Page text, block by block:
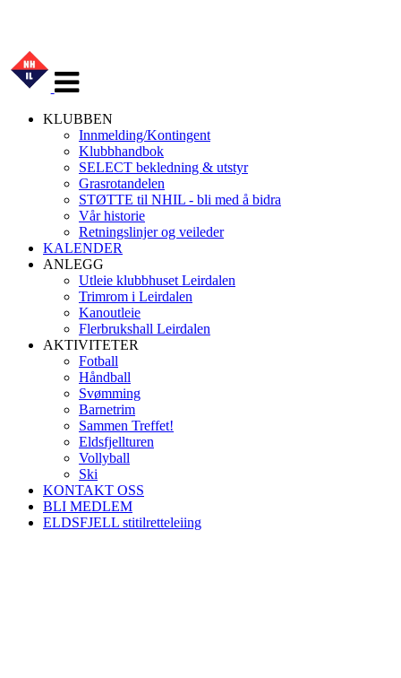
navigasjon
KLUBBEN
Innmelding/Kontingent
Klubbhandbok
SELECT bekledning & utstyr
Grasrotandelen
STØTTE til NHIL - bli med å bidra
Vår historie
Retningslinjer og veileder
KALENDER
ANLEGG
Utleie klubbhuset Leirdalen
Trimrom i Leirdalen
Kanoutleie
Flerbrukshall Leirdalen
AKTIVITETER
Fotball
Håndball
Svømming
Barnetrim
Sammen Treffet!
Eldsfjellturen
Vollyball
Ski
KONTAKT OSS
BLI MEDLEM
ELDSFJELL stitilretteleiing